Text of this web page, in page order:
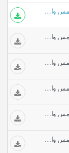
الرقية الشرعية للوقاية والعلاج من السحر والمس والعين والحسد بصوت الشيخ ماهر المعيقلي
الرقية الشرعية للوقاية والعلاج من السحر والمس والعين والحسد بصوت الشيخ أحمد العجمي
الرقية الشرعية للوقاية والعلاج من السحر والمس والعين والحسد بصوت الشيخ سعد الغامدي
الرقية الشرعية للوقاية والعلاج من السحر والمس والعين والحسد بصوت الشيخ مشاري العفاسي
الرقية الشرعية للوقاية والعلاج من السحر والمس والعين والحسد بصوت الشيخ محمد المحيسني
الرقية الشرعية للوقاية والعلاج من السحر والمس والعين والحسد بصوت الشيخ ناصر القطامي